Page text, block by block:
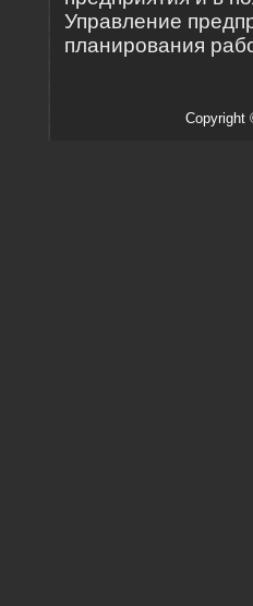
Управление
планирования
Copyright